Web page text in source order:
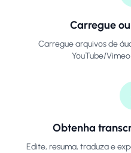
Carregue
Carregue arquivos de
YouTube/
Obtenha
Edite, resuma, traduza e